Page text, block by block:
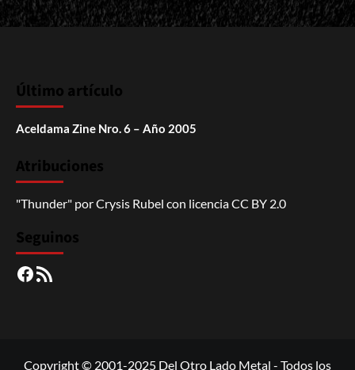
Último artículo
Aceldama Zine Nro. 6 – Año 2005
Atribuciones
"Thunder" porCrysis Rubel con licenciaCC BY 2.0
Seguinos
Facebook
RSS
Copyright © 2001-2025 Del Otro Lado Metal - Todos los